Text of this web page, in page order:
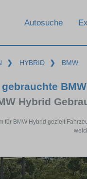
Autosuche
❯ HYBRID ❯ BMW
gebrauchte
Hybrid
für BMW Hybrid gezielt